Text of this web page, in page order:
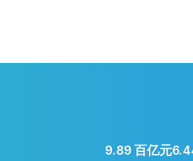
9.89 百亿元